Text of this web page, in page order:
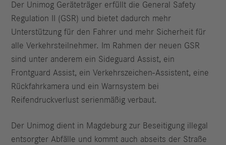
Der Unimog Geräteträger erfüllt die General Safety
Regulation II (GSR) und bietet dadurch mehr
Unterstützung für den Fahrer und mehr Sicherheit für
alle Verkehrsteilnehmer. Im Rahmen der neuen GSR
sind unter anderem ein Sideguard Assist, ein
Frontguard Assist, ein Verkehrszeichen-Assistent, eine
Rückfahrkamera und ein Warnsystem bei
Reifendruckverlust serienmäßig verbaut.
Der Unimog dient in Magdeburg zur Beseitigung illegal
entsorgter Abfälle und kommt auch abseits der Straße